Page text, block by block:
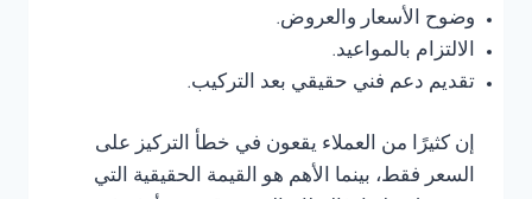
وضوح الأسعار والعروض.
الالتزام بالمواعيد.
تقديم دعم فني حقيقي بعد التركيب.
إن كثيرًا من العملاء يقعون في خطأ التركيز على
السعر فقط، بينما الأهم هو القيمة الحقيقية التي